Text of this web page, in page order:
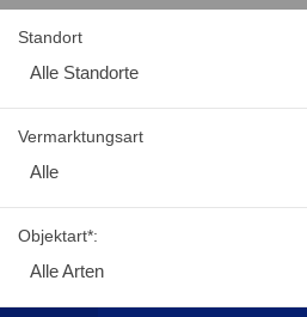
Standort
Alle Standorte
Vermarktungsart
Alle
Objektart*:
Alle Arten